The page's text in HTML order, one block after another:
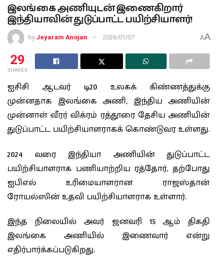
இலங்கை அணியுடன் இணைகிறார்
இந்தியாவின் துடுப்பாட்ட பயிற்சியாளர்!
by Jeyaram Anojan 2026/01/07 AA
29
SHARES
ஐசிசி ஆடவர் டி20 உலகக் கிண்ணத்துக்கு
முன்னதாக இலங்கை அணி, இந்திய அணியின்
முன்னாள் வீரர் விக்ரம் ரத்தூரை தேசிய அணியின்
துடுப்பாட்ட பயிற்சியாளராகக் கொண்டுவர உள்ளது.
2024 வரை இந்தியா அணியின் துடுப்பாட்ட
பயிற்சியாளராக பணியாற்றிய ரத்தோர், தற்போது
ஐபிஎல் உரிமையாளரான ராஜஸ்தான்
ரோயல்ஸின் உதவி பயிற்சியாளராக உள்ளார்.
இந்த நிலையில் அவர் ஜனவரி 15 ஆம் திகதி
இலங்கை அணியில் இணைவார் என்று
எதிர்பார்க்கப்படுகிறது.